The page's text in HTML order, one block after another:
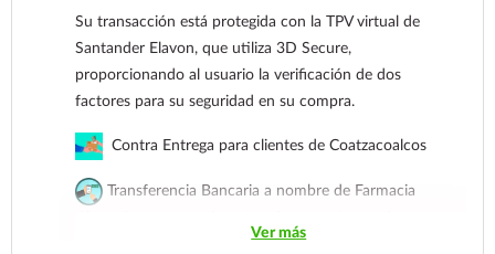
Su transacción está protegida con la TPV virtual de
Santander Elavon, que utiliza 3D Secure,
proporcionando al usuario la verificación de dos
factores para su seguridad en su compra.
Contra Entrega para clientes de Coatzacoalcos
Transferencia Bancaria a nombre de Farmacia
cuenta: Clave: 014854655008143954
Ver más